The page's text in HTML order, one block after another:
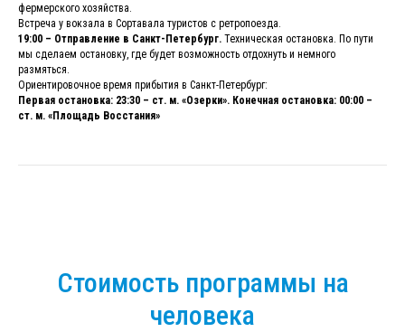
фермерского хозяйства.
Встреча у вокзала в Сортавала туристов с ретропоезда.
19:00 – Отправление в Санкт-Петербург. Техническая остановка. По пути
мы сделаем остановку, где будет возможность отдохнуть и немного
размяться.
Ориентировочное время прибытия в Санкт-Петербург:
Первая остановка: 23:30 – ст. м. «Озерки». Конечная остановка: 00:00 –
ст. м. «Площадь Восстания»
Стоимость программы на
человека